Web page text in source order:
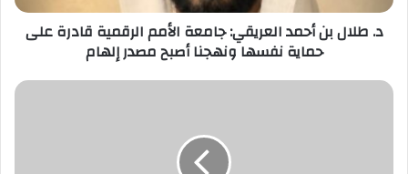
ر
د. طلال بن أحمد العريقي: جامعة الأمم الرقمية قادرة على
حماية نفسها ونهجنا أصبح مصدر إلهام